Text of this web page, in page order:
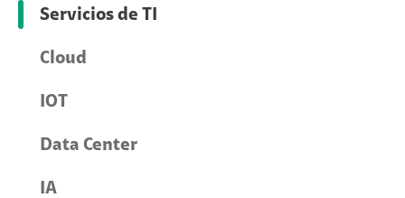
Servicios de TI
Cloud
IOT
Data Center
IA